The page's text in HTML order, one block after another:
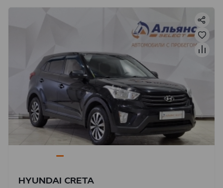
HYUNDAI CRETA